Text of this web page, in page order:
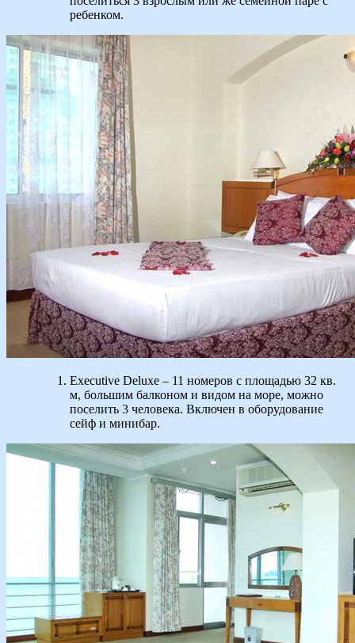
ребенком.
Executive Deluxe – 11 номеров с площадью 32 кв.
м, большим балконом и видом на море, можно
поселить 3 человека. Включен в оборудование
сейф и минибар.